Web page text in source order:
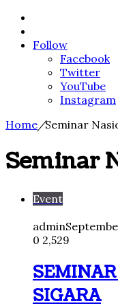
Follow
Facebook
Twitter
YouTube
Instagram
Home/Seminar
Seminar
Event
admin
0 2,529
SIGARA